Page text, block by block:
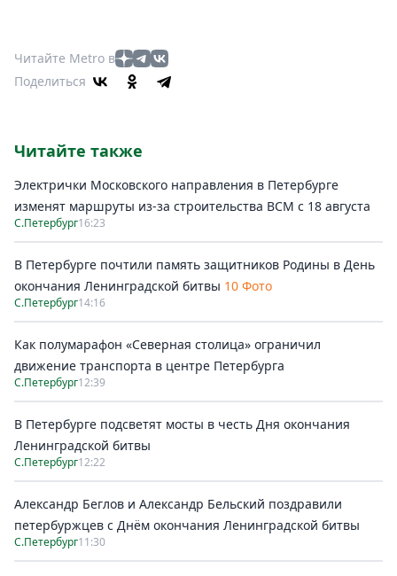
Читайте Metro в
Поделиться
Читайте также
Электрички Московского направления в Петербурге
изменят маршруты из-за строительства ВСМ с 18 августа
С.Петербург16:23
В Петербурге почтили память защитников Родины в День
окончания Ленинградской битвы 10 Фото
С.Петербург14:16
Как полумарафон «Северная столица» ограничил
движение транспорта в центре Петербурга
С.Петербург12:39
В Петербурге подсветят мосты в честь Дня окончания
Ленинградской битвы
С.Петербург12:22
Александр Беглов и Александр Бельский поздравили
петербуржцев с Днём окончания Ленинградской битвы
С.Петербург11:30